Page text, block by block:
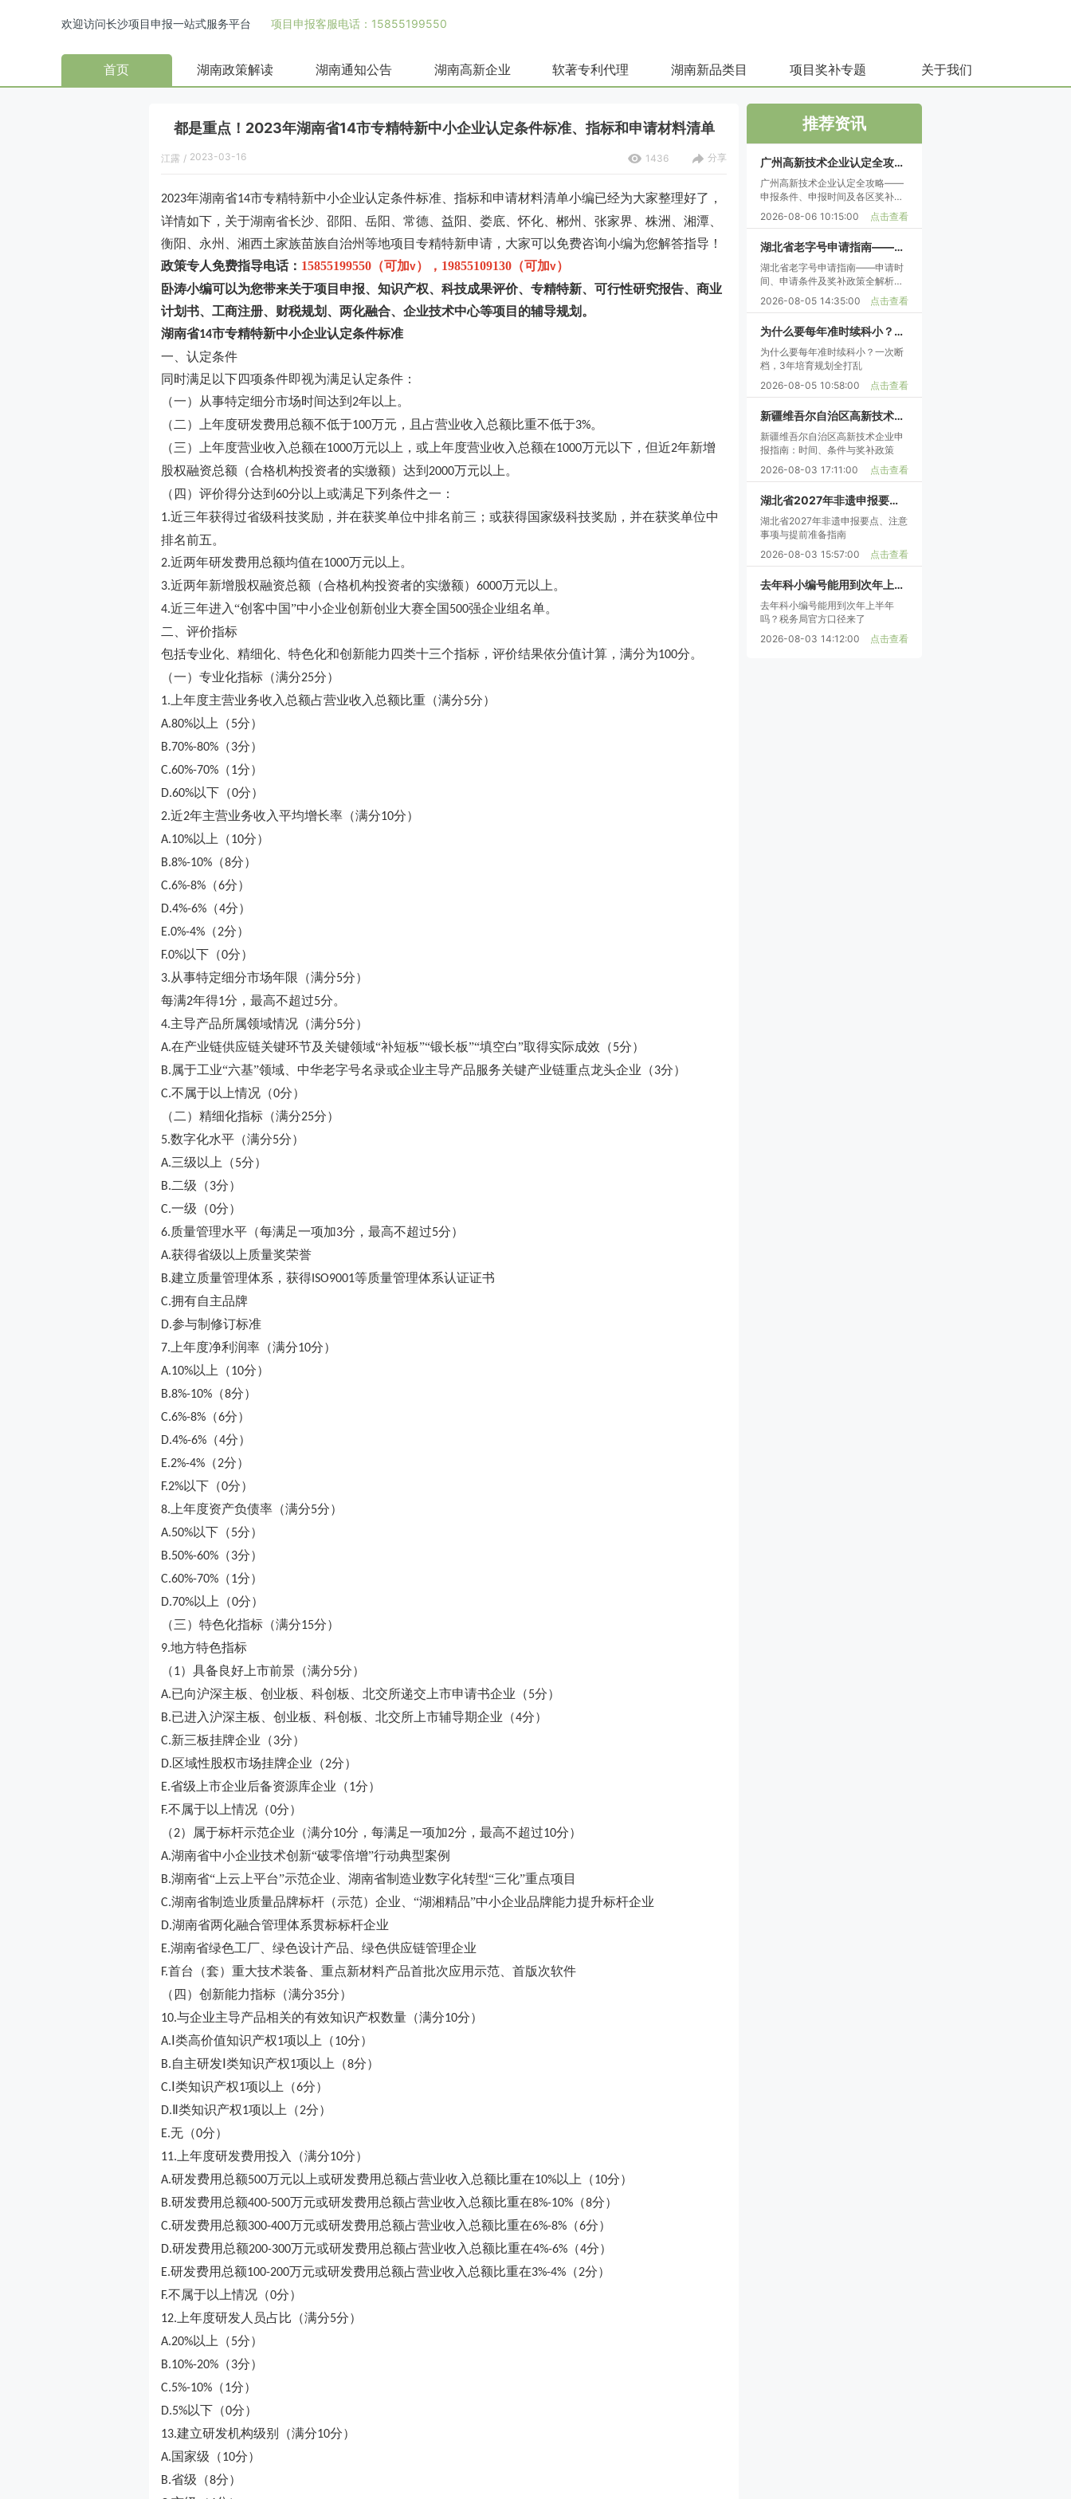
欢迎访问长沙项目申报一站式服务平台 项目申报客服电话：15855199550
首页 湖南政策解读 湖南通知公告 湖南高新企业 软著专利代理 湖南新品类目 项目奖补专题 关于我们
都是重点！2023年湖南省14市专精特新中小企业认定条件标准、指标和申请材料清单
江露 / 2023-03-16 1436 分享
2023年湖南省14市专精特新中小企业认定条件标准、指标和申请材料清单小编已经为大家整理好了，
详情如下，关于湖南省长沙、邵阳、岳阳、常德、益阳、娄底、怀化、郴州、张家界、株洲、湘潭、
衡阳、永州、湘西土家族苗族自治州等地项目专精特新申请，大家可以免费咨询小编为您解答指导！
政策专人免费指导电话： 15855199550 （可加v） ， 19855109130 （可加v）
卧涛小编可以为您带来关于项目申报、知识产权、科技成果评价、专精特新、可行性研究报告、商业
计划书、工商注册、财税规划、两化融合、企业技术中心等项目的辅导规划。
湖南省14市专精特新中小企业认定条件标准
一、认定条件
同时满足以下四项条件即视为满足认定条件：
（一）从事特定细分市场时间达到 2年以上。
（二）上年度研发费用总额不低于100万元，且占营业收入总额比重不低于3%。
（三）上年度营业收入总额在1000万元以上，或上年度营业收入总额在1000万元以下，但近2年新增
股权融资总额（合格机构投资者的实缴额）达到 2000万元以上。
（四）评价得分达到 60分以上或满足下列条件之一：
1.近三年获得过省级科技奖励，并在获奖单位中排名前三；或获得国家级科技奖励，并在获奖单位中
排名前五。
2.近两年研发费用总额均值在1000万元以上。
3.近两年新增股权融资总额（合格机构投资者的实缴额） 6000万元以上。
4.近三年进入“创客中国”中小企业创新创业大赛全国 500强企业组名单。
二、评价指标
包括专业化、精细化、特色化和创新能力四类十三个指标，评价结果依分值计算，满分为100分。
（一）专业化指标（满分25分）
1. 上年度主营业务收入总额占营业收入总额比重（满分5分）
A.80%以上（5分）
B.70%-80% （3分）
C.60%-70% （1分）
D.60%以下（0分）
2.近2年主营业务收入平均增长率（满分10分）
A.10%以上（10分）
B.8%-10% （8分）
C.6%-8% （6分）
D.4%-6% （4分）
E.0%-4% （2分）
F.0%以下（0分）
3.从事特定细分市场年限（满分5分）
每满2年得1分，最高不超过5分。
4.主导产品所属领域情况（满分5分）
A.在产业链供应链关键环节及关键领域“补短板”“锻长板”“填空白”取得实际成效（5分）
B.属于工业“六基”领域、中华老字号名录或企业主导产品服务关键产业链重点龙头企业（3分）
C.不属于以上情况（0分）
（二）精细化指标（满分25分）
5.数字化水平（满分5分）
A.三级以上（5分）
B.二级（3分）
C.一级（0分）
6.质量管理水平（每满足一项加3分，最高不超过5分）
A.获得省级以上质量奖荣誉
B.建立质量管理体系，获得 ISO9001等质量管理体系认证证书
C.拥有自主品牌
D.参与制修订标准
7. 上年度净利润率（满分10分）
A.10%以上（10分）
B.8%-10% （8分）
C.6%-8% （6分）
D.4%-6% （4分）
E.2%-4% （2分）
F.2%以下（0分）
8. 上年度资产负债率（满分5分）
A.50%以下（5分）
B.50%-60% （3分）
C.60%-70% （1分）
D.70%以上（0分）
（三）特色化指标（满分15分）
9.地方特色指标
（1）具备良好上市前景（满分5分）
A.已向沪深主板、创业板、科创板、北交所递交上市申请书企业（5分）
B.已进入沪深主板、创业板、科创板、北交所上市辅导期企业（4分）
C.新三板挂牌企业（3分）
D.区域性股权市场挂牌企业（2分）
E.省级上市企业后备资源库企业（1分）
F.不属于以上情况（0分）
（2）属于标杆示范企业（满分10分，每满足一项加2分，最高不超过10分）
A.湖南省中小企业技术创新“破零倍增”行动典型案例
B.湖南省“上云上平台”示范企业、湖南省制造业数字化转型“三化”重点项目
C.湖南省制造业质量品牌标杆（示范）企业、“湖湘精品”中小企业品牌能力提升标杆企业
D.湖南省两化融合管理体系贯标标杆企业
E.湖南省绿色工厂、绿色设计产品、绿色供应链管理企业
F.首台（套）重大技术装备、重点新材料产品首批次应用示范、首版次软件
（四）创新能力指标（满分35分）
10.与企业主导产品相关的有效知识产权数量（满分10分）
A. Ⅰ类高价值知识产权1项以上（10分）
B.自主研发Ⅰ类知识产权1项以上（8分）
C. Ⅰ类知识产权1项以上（6分）
D. Ⅱ类知识产权1项以上（2分）
E.无（0分）
11. 上年度研发费用投入（满分10分）
A.研发费用总额500万元以上或研发费用总额占营业收入总额比重在10%以上（10分）
B.研发费用总额400-500万元或研发费用总额占营业收入总额比重在8%-10% （8分）
C.研发费用总额300-400万元或研发费用总额占营业收入总额比重在6%-8% （6分）
D.研发费用总额200-300万元或研发费用总额占营业收入总额比重在4%-6% （4分）
E.研发费用总额100-200万元或研发费用总额占营业收入总额比重在3%-4% （2分）
F.不属于以上情况（0分）
12. 上年度研发人员占比（满分5分）
A.20%以上（5分）
B.10%-20% （3分）
C.5%-10% （1分）
D.5%以下（0分）
13.建立研发机构级别（满分10分）
A.国家级（10分）
B.省级（8分）
推荐资讯
广州高新技术企业认定全攻略——申报条件、申报时间及各区奖补政策详解
广州高新技术企业认定全攻略——
申报条件、申报时间及各区奖补政
策详解
2026-08-06 10:15:00 点击查看
湖北省老字号申请指南——申请时间、申请条件及奖补政策全解析（各地级市细化）
湖北省老字号申请指南——申请时
间、申请条件及奖补政策全解析
（各地级市细化）
2026-08-05 14:35:00 点击查看
为什么要每年准时续科小？一次断档，3年培育规划全打乱
为什么要每年准时续科小？一次断
档，3年培育规划全打乱
2026-08-05 10:58:00
点击查看
新疆维吾尔自治区高新技术企业申报指南：时间、条件与奖补政策
新疆维吾尔自治区高新技术企业申
报指南：时间、条件与奖补政策
2026-08-03 17:11:00
点击查看
湖北省2027年非遗申报要点、注意事项与提前准备指南
湖北省2027年非遗申报要点、注意
事项与提前准备指南
2026-08-03 15:57:00
点击查看
去年科小编号能用到次年上半年吗？税务局官方口径来了
去年科小编号能用到次年上半年
吗？税务局官方口径来了
2026-08-03 14:12:00
点击查看